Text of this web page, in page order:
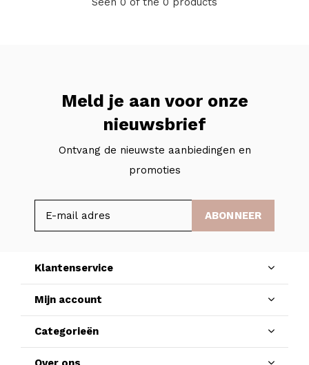
Meld je aan voor onze
nieuwsbrief
Ontvang de nieuwste aanbiedingen en
promoties
ABONNEER
Klantenservice
Mijn account
Categorieën